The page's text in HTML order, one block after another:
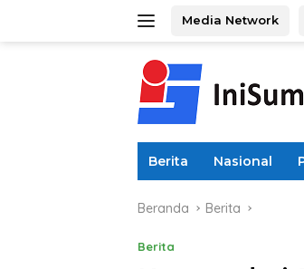
Media Network
Berita Nasional
Beranda Berita
Berita